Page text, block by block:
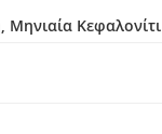
Μηνιαία